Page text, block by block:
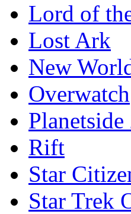
Lord of
Lost Ark
New
Overwatch
Planetside
Rift
Star
Star Trek